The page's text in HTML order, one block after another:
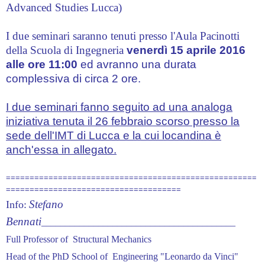
Advanced Studies Lucca)
I due seminari saranno tenuti presso l'Aula Pacinotti
della Scuola di Ingegneria venerdì 15 aprile 2016
alle ore 11:00 ed avranno una durata
complessiva di circa 2 ore.
I due seminari fanno seguito ad una analoga
iniziativa tenuta il 26 febbraio scorso presso la
sede dell'IMT di Lucca e la cui locandina è
anch'essa in allegato.
=====================================================
=====================================
​Info: Stefano
Bennati
Full Professor of Structural Mechanics
Head of the PhD School of Engineering "Leonardo da Vinci"